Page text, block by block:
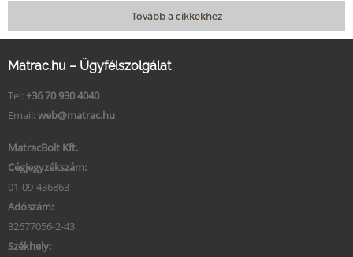
Tovább a cikkekhez
Matrac.hu – Ügyfélszolgálat
Tel: +36 70 930 4040
Email: web@matrac.hu
MatracBolt Kft.
Cégjegyzékszám:
01-09-436863
Adószám:
32677056-2-43
Székhely: